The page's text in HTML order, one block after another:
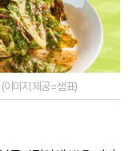
이미지 제공=샘표)